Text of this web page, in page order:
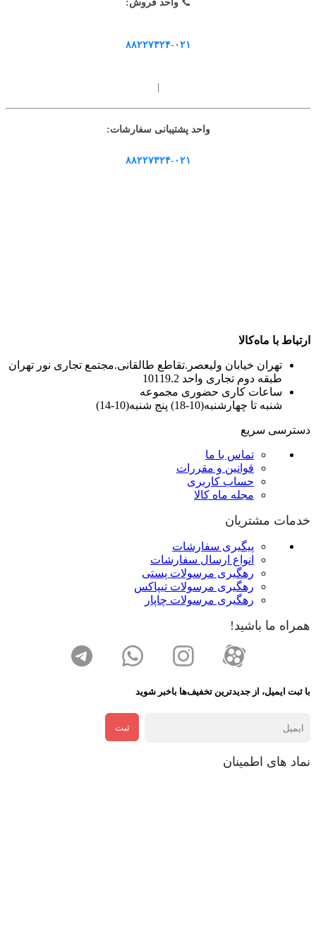
📞واحد فروش:
۸۸۲۲۷۳۲۴-۰۲۱
واحد پشتیبانی سفارشات:
۸۸۲۲۷۳۲۴-۰۲۱
ارتباط با ماه‌کالا
تهران خیابان ولیعصر.تقاطع طالقانی.مجتمع تجاری نور تهران
طبقه دوم تجاری واحد 10119.2
ساعات کاری حضوری مجموعه
شنبه تا چهارشنبه(10-18) پنج شنبه(10-14)
دسترسی سریع
تماس با ما
قوانین و مقررات
حساب کاربری
مجله ماه کالا
خدمات مشتریان
پیگیری سفارشات
انواع ارسال سفارشات
رهگیری مرسولات پستی
رهگیری مرسولات تیپاکس
رهگیری مرسولات چاپار
همراه ما باشید!
با ثبت ایمیل، از جدید‌ترین تخفیف‌ها با‌خبر شوید
ثبت
نماد های اطمینان